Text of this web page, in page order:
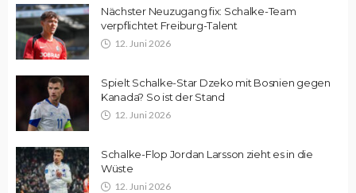
Nächster Neuzugang fix: Schalke-Team
verpflichtet Freiburg-Talent
12. Juni 2026
Spielt Schalke-Star Dzeko mit Bosnien gegen
Kanada? So ist der Stand
12. Juni 2026
Schalke-Flop Jordan Larsson zieht es in die
Wüste
12. Juni 2026